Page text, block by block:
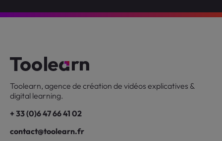
Toolearn, agence de création de vidéos explicatives &
digital learning.
+ 33 (0)6 47 66 41 02
contact@toolearn.fr